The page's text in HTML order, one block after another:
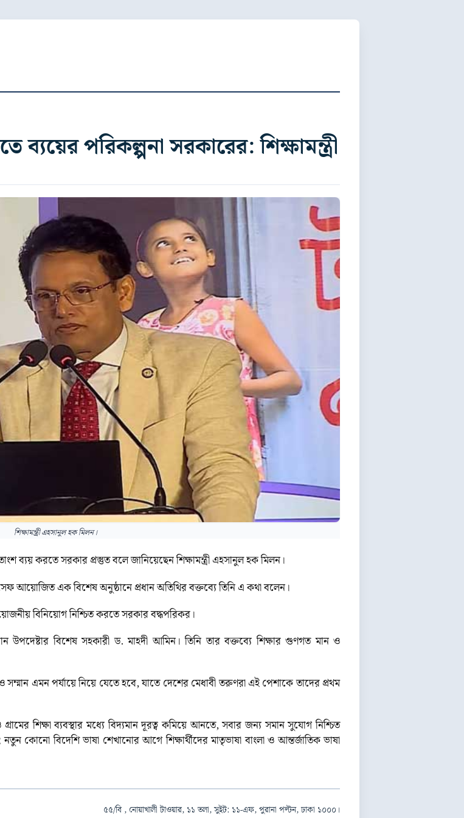
ব্যয়ের পরিকল্পনা সরকারের: শিক্ষামন্ত্রী
শিক্ষামন্ত্রী এহসানুল হক মিলন।
ব্যয় করতে সরকার প্রস্তুত বলে জানিয়েছেন শিক্ষামন্ত্রী এহসানুল হক মিলন।
আয়োজিত এক বিশেষ অনুষ্ঠানে প্রধান অতিথির বক্তব্যে তিনি এ কথা বলেন।
বিনিয়োগ নিশ্চিত করতে সরকার বদ্ধপরিকর।
উপদেষ্টার বিশেষ সহকারী ড. মাহদী আমিন। তিনি তার বক্তব্যে শিক্ষার গুণগত মান ও
সম্মান এমন পর্যায়ে নিয়ে যেতে হবে, যাতে দেশের মেধাবী তরুণরা এই পেশাকে তাদের প্রথম
শিক্ষা ব্যবস্থার মধ্যে বিদ্যমান দূরত্ব কমিয়ে আনতে, সবার জন্য সমান সুযোগ নিশ্চিত
কোনো বিদেশি ভাষা শেখানোর আগে শিক্ষার্থীদের মাতৃভাষা বাংলা ও আন্তর্জাতিক ভাষা
৫৫/বি , নোয়াখালী টাওয়ার, ১১ তলা, সুইট: ১১-এফ, পুরানা পল্টন, ঢাকা ১০০০।